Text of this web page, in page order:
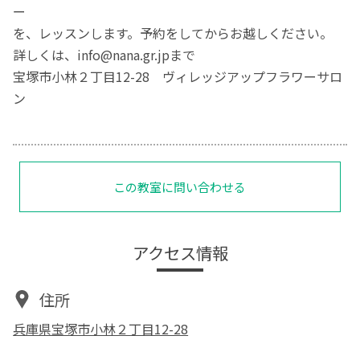
ー
を、レッスンします。予約をしてからお越しください。
詳しくは、info@nana.gr.jpまで
宝塚市小林２丁目12-28 ヴィレッジアップフラワーサロ
ン
この教室に問い合わせる
アクセス情報
住所
兵庫県宝塚市小林２丁目12-28